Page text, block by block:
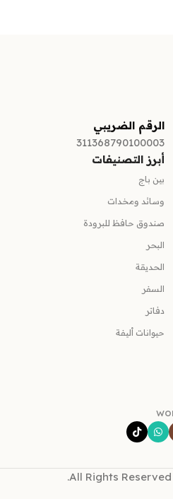
الرقم الضريبي
311368790100003
أبرز التصنيفات
بين باج
وسائد ومخدات
صندوق حافظ للبرودة
البحر
الحديقة
السفر
دفاتر
حيوانات أليفة
All Rights Reserved